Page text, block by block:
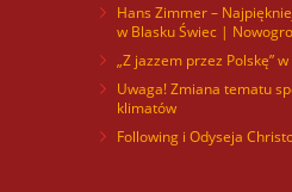
Hans Zimmer –
w Blasku Świec |
„Z jazzem przez Polskę”
Uwaga! Zmiana tematu
klimatów
Following i Odyseja